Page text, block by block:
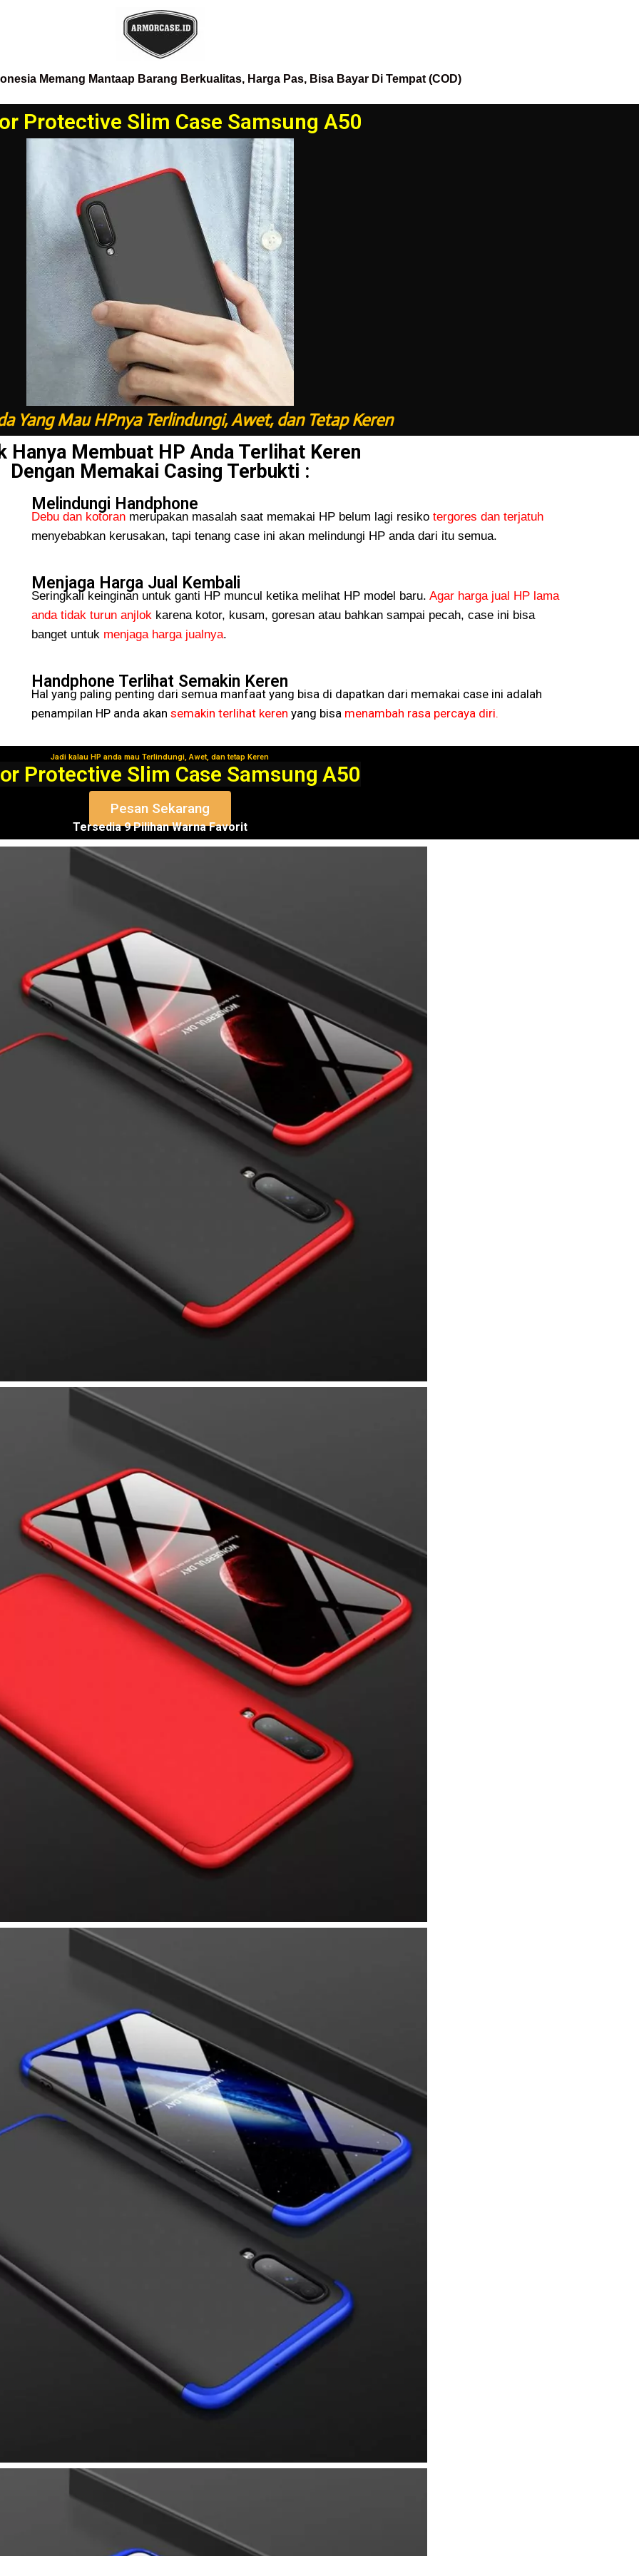
Memang Mantaap Barang Berkualitas, Harga Pas, Bisa Bayar Di Tempat (COD)
Protective Slim Case Samsung A50
Yang Mau HPnya Terlindungi, Awet, dan Tetap Keren
Hanya Membuat HP Anda Terlihat Keren
Dengan Memakai Casing Terbukti :
Melindungi Handphone
Debu dan kotoran merupakan masalah saat memakai HP belum lagi resiko tergores dan terjatuh
menyebabkan kerusakan, tapi tenang case ini akan melindungi HP anda dari itu semua.
Menjaga Harga Jual Kembali
Seringkali keinginan untuk ganti HP muncul ketika melihat HP model baru. Agar harga jual HP lama
anda tidak turun anjlokkarena kotor, kusam, goresan atau bahkan sampai pecah, case ini bisa
banget untuk menjaga harga jualnya.
Handphone Terlihat Semakin Keren
Hal yang paling penting dari semua manfaat yang bisa di dapatkan dari memakai case ini adalah
penampilan HP anda akan semakin terlihat keren yang bisa menambah rasa percaya diri.
Jadi kalau HP anda mau Terlindungi, Awet, dan tetap Keren
Segera Gunakan!
Protective Slim Case Samsung A50
Pesan Sekarang
Tersedia 9 Pilihan Warna Favorit